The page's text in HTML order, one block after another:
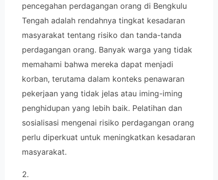
pencegahan perdagangan orang di Bengkulu
Tengah adalah rendahnya tingkat kesadaran
masyarakat tentang risiko dan tanda-tanda
perdagangan orang. Banyak warga yang tidak
memahami bahwa mereka dapat menjadi
korban, terutama dalam konteks penawaran
pekerjaan yang tidak jelas atau iming-iming
penghidupan yang lebih baik. Pelatihan dan
sosialisasi mengenai risiko perdagangan orang
perlu diperkuat untuk meningkatkan kesadaran
masyarakat.